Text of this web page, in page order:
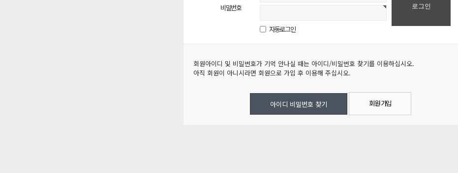
비밀번호
자동로그인
회원아이디 및 비밀번호가 기억 안나실 때는 아이디/비밀번호 찾기를 이용하십시오.
아직 회원이 아니시라면 회원으로 가입 후 이용해 주십시오.
아이디 비밀번호 찾기 회원 가입